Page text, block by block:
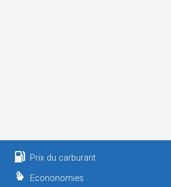
Prix du carburant
Econonomies